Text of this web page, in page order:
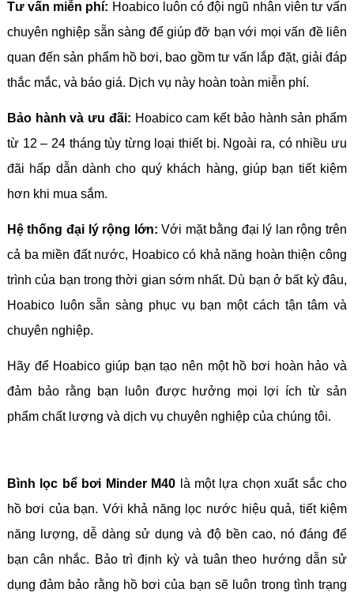
Tư vấn miễn phí: Hoabico luôn có đội ngũ nhân viên tư vấn
chuyên nghiệp sẵn sàng để giúp đỡ bạn với mọi vấn đề liên
quan đến sản phẩm hồ bơi, bao gồm tư vấn lắp đặt, giải đáp
thắc mắc, và báo giá. Dịch vụ này hoàn toàn miễn phí.
Bảo hành và ưu đãi: Hoabico cam kết bảo hành sản phẩm
từ 12 – 24 tháng tùy từng loại thiết bị. Ngoài ra, có nhiều ưu
đãi hấp dẫn dành cho quý khách hàng, giúp bạn tiết kiệm
hơn khi mua sắm.
Hệ thống đại lý rộng lớn: Với mặt bằng đại lý lan rộng trên
cả ba miền đất nước, Hoabico có khả năng hoàn thiện công
trình của bạn trong thời gian sớm nhất. Dù bạn ở bất kỳ đâu,
Hoabico luôn sẵn sàng phục vụ bạn một cách tận tâm và
chuyên nghiệp.
Hãy để Hoabico giúp bạn tạo nên một hồ bơi hoàn hảo và
đảm bảo rằng bạn luôn được hưởng mọi lợi ích từ sản
phẩm chất lượng và dịch vụ chuyên nghiệp của chúng tôi.
Bình lọc bể bơi Minder M40 là một lựa chọn xuất sắc cho
hồ bơi của bạn. Với khả năng lọc nước hiệu quả, tiết kiệm
năng lượng, dễ dàng sử dụng và độ bền cao, nó đáng để
bạn cân nhắc. Bảo trì định kỳ và tuân theo hướng dẫn sử
dụng đảm bảo rằng hồ bơi của bạn sẽ luôn trong tình trạng